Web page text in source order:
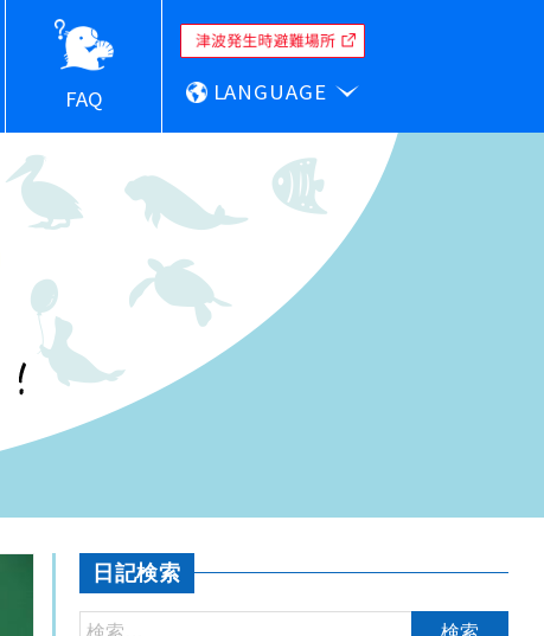
FAQ LANGUAGE
日記検索